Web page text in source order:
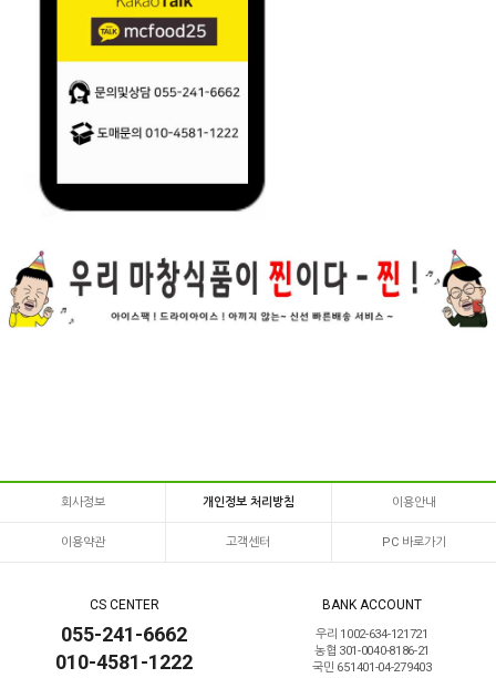
회사정보 개인정보 처리방침 이용안내
이용약관 고객센터 PC 바로가기
CS CENTER
055-241-6662
010-4581-1222
BANK ACCOUNT
우리 1002-634-121721
농협 301-0040-8186-21
국민 651401-04-279403